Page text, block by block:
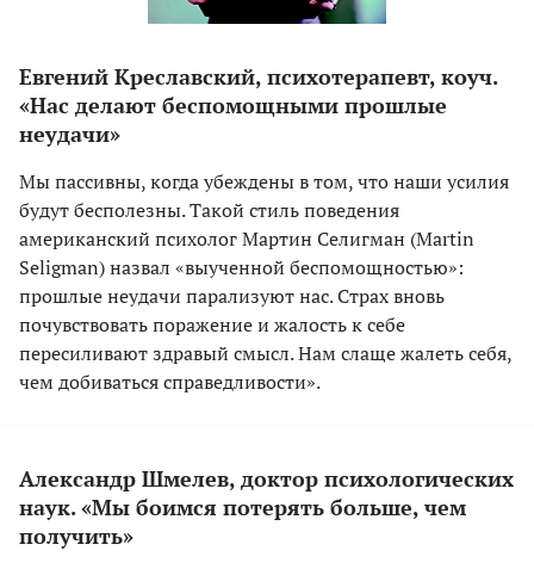
Евгений Креславский, психотерапевт, коуч.
«Нас делают беспомощными прошлые
неудачи»
Мы пассивны, когда убеждены в том, что наши усилия
будут бесполезны. Такой стиль поведения
американский психолог Мартин Селигман (Martin
Seligman) назвал «выученной беспомощностью»:
прошлые неудачи парализуют нас. Страх вновь
почувствовать поражение и жалость к себе
пересиливают здравый смысл. Нам слаще жалеть себя,
чем добиваться справедливости».
Александр Шмелев, доктор психологических
наук. «Мы боимся потерять больше, чем
получить»